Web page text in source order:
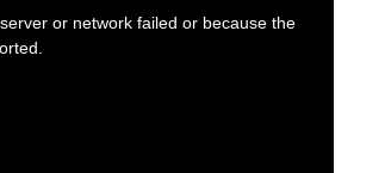
or network failed or because the